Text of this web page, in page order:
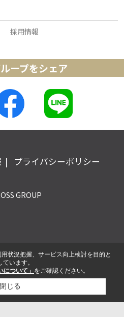
採用情報
ープをシェア
プライバシーポリシー
GROUP
状況把握、サービス向上検討を目的と
います。
について」 をご確認ください。
閉じる